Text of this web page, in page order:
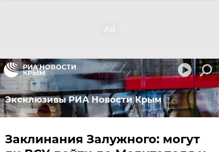
Эксклюзивы РИА Новости Крым
Заклинания Залужного: могут